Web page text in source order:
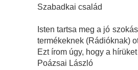
Szabadkai család
Isten tartsa meg a jó
termékeknek (Rádióknak)
Ezt írom úgy, hogy a
Poázsai László